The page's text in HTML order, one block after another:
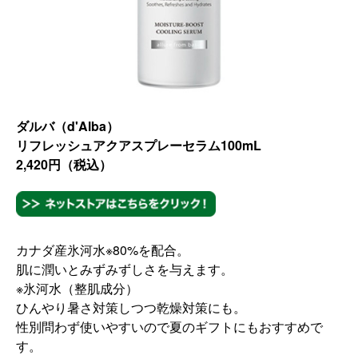
ダルバ（d'Alba）
リフレッシュアクアスプレーセラム100mL
2,420円（税込）
カナダ産氷河水※80%を配合。
肌に潤いとみずみずしさを与えます。
※氷河水（整肌成分）
ひんやり暑さ対策しつつ乾燥対策にも。
性別問わず使いやすいので夏のギフトにもおすすめで
す。